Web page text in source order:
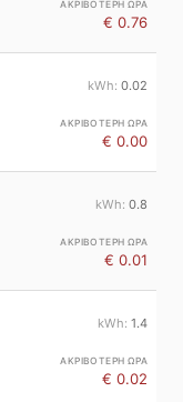
€ 0.76
0.02
€ 0.00
0.8
€ 0.01
1.4
€ 0.02